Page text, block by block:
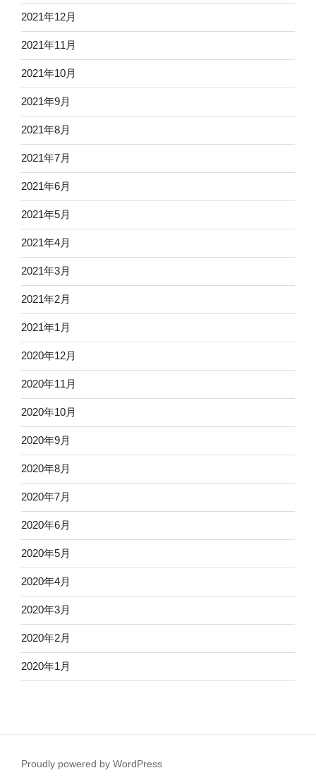
2021年12月
2021年11月
2021年10月
2021年9月
2021年8月
2021年7月
2021年6月
2021年5月
2021年4月
2021年3月
2021年2月
2021年1月
2020年12月
2020年11月
2020年10月
2020年9月
2020年8月
2020年7月
2020年6月
2020年5月
2020年4月
2020年3月
2020年2月
2020年1月
Proudly powered by WordPress